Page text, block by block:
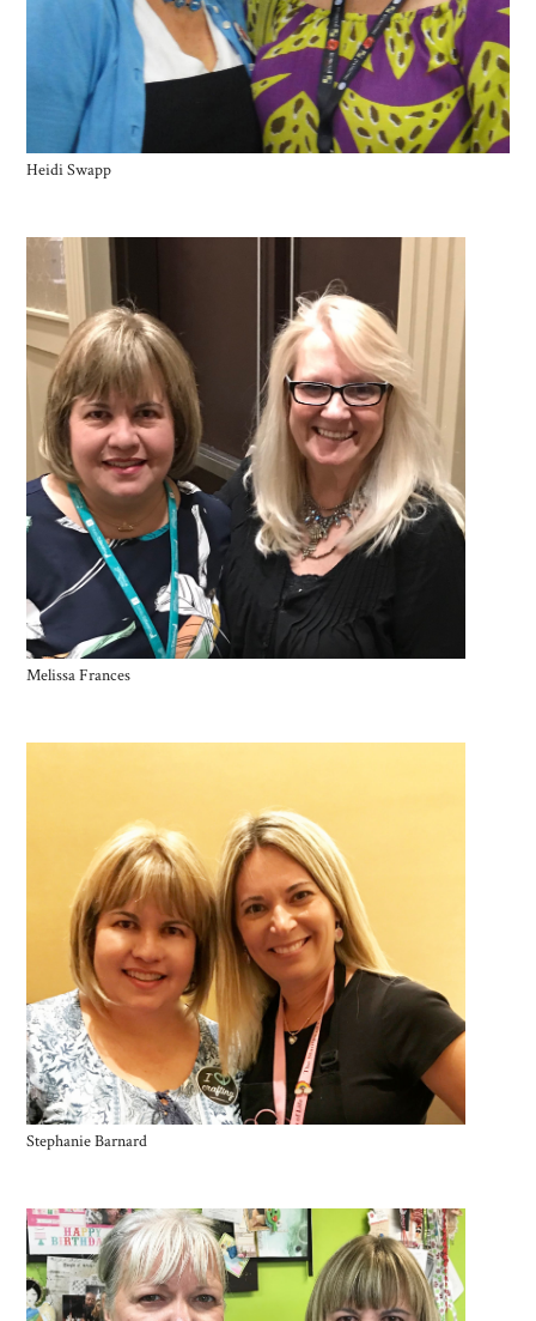
Heidi Swapp
Melissa Frances
Stephanie Barnard